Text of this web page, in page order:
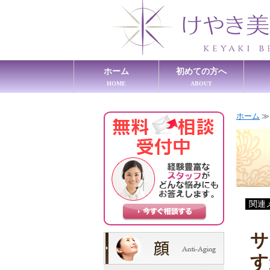
ホーム
HOME
初めての方へ
ABOUT
ホーム
関連